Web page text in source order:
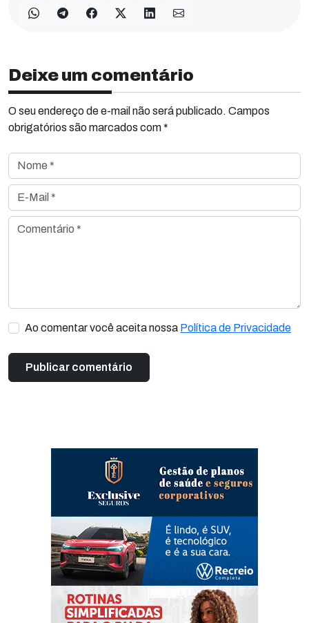
Deixe um comentário
O seu endereço de e-mail não será publicado. Campos
obrigatórios são marcados com *
Nome *
E-Mail *
Comentário *
Ao comentar você aceita nossa Política de Privacidade